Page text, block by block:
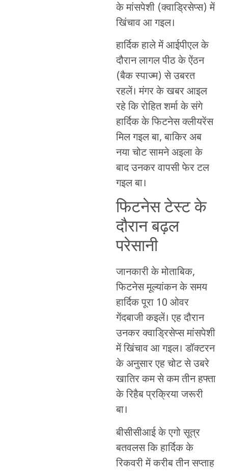
के मांसपेशी (क्वाड्रिसेप्स) में
खिंचाव आ गइल।
हार्दिक हाले में आईपीएल के
दौरान लागल पीठ के ऐंठन
(बैक स्पाज्म) से उबरत
रहलें। मंगर के खबर आइल
रहे कि रोहित शर्मा के संगे
हार्दिक के फिटनेस क्लीयरेंस
मिल गइल बा, बाकिर अब
नया चोट सामने अइला के
बाद उनकर वापसी फेर टल
गइल बा।
फिटनेस टेस्ट के
दौरान बढ़ल
परेसानी
जानकारी के मोताबिक,
फिटनेस मूल्यांकन के समय
हार्दिक पूरा 10 ओवर
गेंदबाजी कइलें। एह दौरान
उनकर क्वाड्रिसेप्स मांसपेशी
में खिंचाव आ गइल। डॉक्टरन
के अनुसार एह चोट से उबरे
खातिर कम से कम तीन हफ्ता
के रिहैब प्रक्रिया जरूरी
बा।
बीसीसीआई के एगो सूत्र
बतवलस कि हार्दिक के
रिकवरी में करीब तीन सप्ताह